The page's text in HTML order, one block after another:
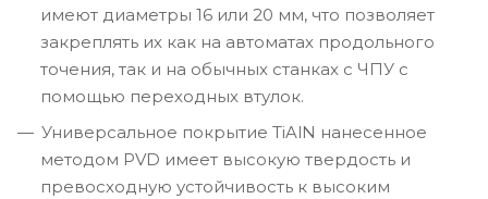
имеют диаметры 16 или 20 мм, что позволяет
закреплять их как на автоматах продольного
точения, так и на обычных станках с ЧПУ с
помощью переходных втулок.
Универсальное покрытие TiAlN нанесенное
методом PVD имеет высокую твердость и
превосходную устойчивость к высоким